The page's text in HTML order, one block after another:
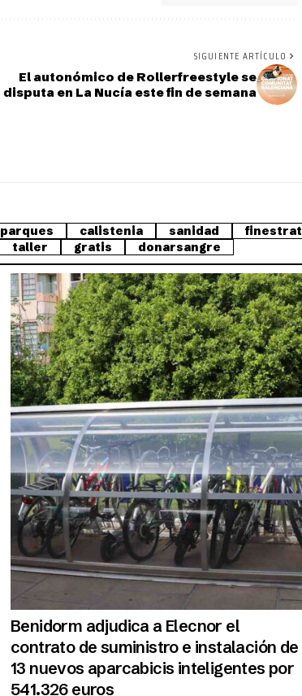
SIGUIENTE ARTÍCULO
El autonómico de Rollerfreestyle se
disputa en La Nucía este fin de semana
parques calistenia sanidad finestrat
taller gratis donarsangre
Benidorm adjudica a Elecnor el
contrato de suministro e instalación de
13 nuevos aparcabicis inteligentes por
541.326 euros